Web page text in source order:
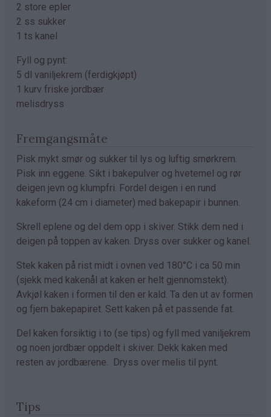
2 store epler
2 ss sukker
1 ts kanel
Fyll og pynt:
5 dl vaniljekrem (ferdigkjøpt)
1 kurv friske jordbær
melisdryss
Fremgangsmåte
Pisk mykt smør og sukker til lys og luftig smørkrem.
Pisk inn eggene. Sikt i bakepulver og hvetemel og rør
deigen jevn og klumpfri. Fordel deigen i en rund
kakeform (24 cm i diameter) med bakepapir i bunnen.
Skrell eplene og del dem opp i skiver. Stikk dem ned i
deigen på toppen av kaken. Dryss over sukker og kanel.
Stek kaken på rist midt i ovnen ved 180°C i ca 50 min
(sjekk med kakenål at kaken er helt gjennomstekt).
Avkjøl kaken i formen til den er kald. Ta den ut av formen
og fjern bakepapiret. Sett kaken på et passende fat.
Del kaken forsiktig i to (se tips) og fyll med vaniljekrem
og noen jordbær oppdelt i skiver. Dekk kaken med
resten av jordbærene. Dryss over melis til pynt.
Tips